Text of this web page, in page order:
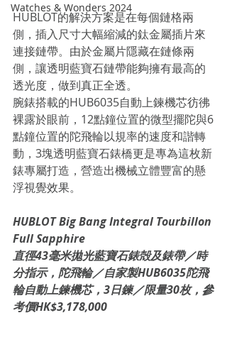
Watches & Wonders 2024
HUBLOT的解決方案是在每個鏈格兩
側，插入尺寸大幅縮減的鈦金屬插片來
連接鏈帶。由於金屬片隱藏在鏈條兩
側，讓透明藍寶石鏈帶能夠擁有最高的
透光度，做到真正全透。
腕錶搭載的HUB6035自動上鍊機芯彷彿
裸露於眼前，12點鐘位置的微型擺陀與6
點鐘位置的陀飛輪以規率的速度和諧轉
動，3塊透明藍寶石錶橋更是專為這枚新
錶專屬打造，營造出機械立體豐富的懸
浮視覺效果。
HUBLOT Big Bang Integral Tourbillon
Full Sapphire
直徑43毫米拋光藍寶石錶殻及錶帶／時
分指示，陀飛輪／自家製HUB6035陀飛
輪自動上鍊機芯，3日鍊／限量30枚，參
考價HK$3,178,000